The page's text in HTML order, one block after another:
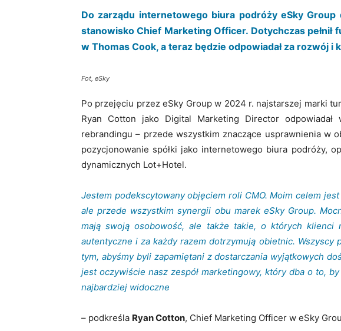
Do zarządu internetowego biura podróży eSky Group
stanowisko Chief Marketing Officer. Dotychczas
w Thomas Cook, a teraz będzie odpowiadał za rozwój i
Fot, eSky
Po przejęciu przez eSky Group w 2024 r. najstarszej marki
Ryan Cotton jako Digital Marketing Director
rebrandingu – przede wszystkim znaczące usprawnienia w
pozycjonowanie spółki jako internetowego biura podróży,
dynamicznych Lot+Hotel.
Jestem podekscytowany objęciem roli CMO. Moim celem
ale przede wszystkim synergii obu marek eSky Group.
mają swoją osobowość, ale także takie, o których klienci
autentyczne i za każdy razem dotrzymują obietnic. Wszyscy
tym, abyśmy byli zapamiętani z dostarczania wyjątkowych
jest oczywiście nasz zespół marketingowy, który dba o to,
najbardziej widoczne
– podkreśla Ryan Cotton, Chief Marketing Officer w eSky